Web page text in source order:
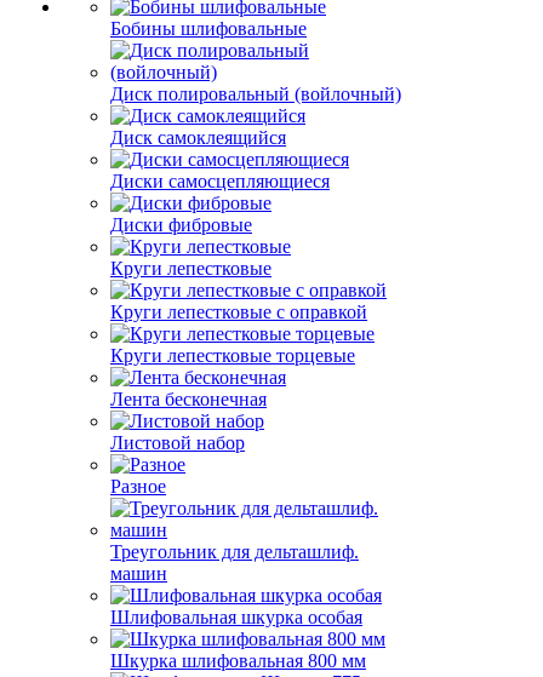
Бобины шлифовальные
Диск полировальный (войлочный)
Диск самоклеящийся
Диски самосцепляющиеся
Диски фибровые
Круги лепестковые
Круги лепестковые с оправкой
Круги лепестковые торцевые
Лента бесконечная
Листовой набор
Разное
Треугольник для дельташлиф.
машин
Шлифовальная шкурка особая
Шкурка шлифовальная 800 мм